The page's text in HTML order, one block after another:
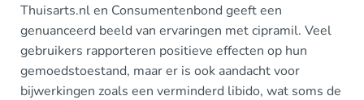
Thuisarts.nl en Consumentenbond geeft een
genuanceerd beeld van ervaringen met cipramil. Veel
gebruikers rapporteren positieve effecten op hun
gemoedstoestand, maar er is ook aandacht voor
bijwerkingen zoals een verminderd libido, wat soms de